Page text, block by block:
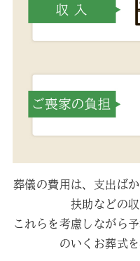
葬儀の費用は、支出ば
扶助などの
これらを考慮しながら
のいくお葬式